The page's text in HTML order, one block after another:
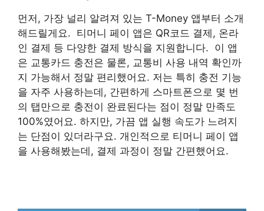
먼저, 가장 널리 알려져 있는 T-Money 앱부터 소개
해드릴게요. 티머니 페이 앱은 QR코드 결제, 온라
인 결제 등 다양한 결제 방식을 지원합니다. 이 앱
은 교통카드 충전은 물론, 교통비 사용 내역 확인까
지 가능해서 정말 편리했어요. 저는 특히 충전 기능
을 자주 사용하는데, 간편하게 스마트폰으로 몇 번
의 탭만으로 충전이 완료된다는 점이 정말 만족도
100%였어요. 하지만, 가끔 앱 실행 속도가 느려지
는 단점이 있더라구요. 개인적으로 티머니 페이 앱
을 사용해봤는데, 결제 과정이 정말 간편했어요.